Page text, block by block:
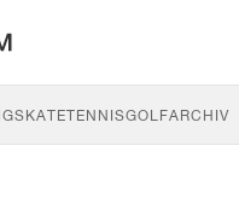
SKATETENNISGOLFARCHIV